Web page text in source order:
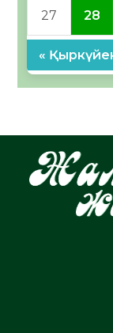
27 28
«